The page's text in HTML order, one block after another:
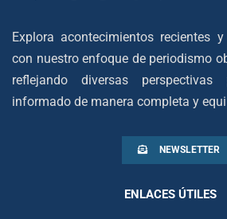
Explora acontecimientos recientes
con nuestro enfoque de periodismo
reflejando diversas perspectivas
informado de manera completa y
NEWSLETTER
ENLACES ÚTILES